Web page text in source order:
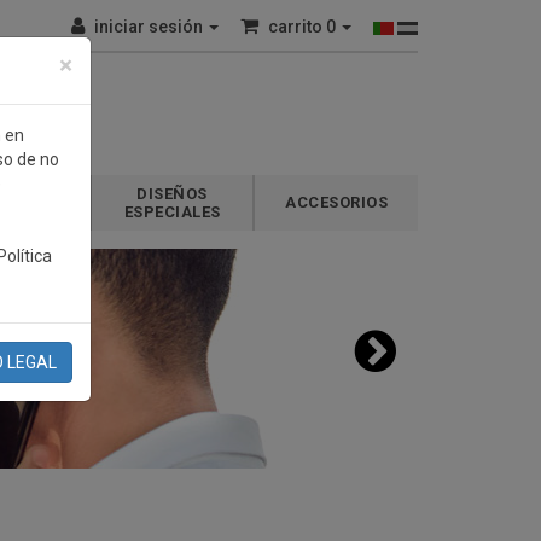
×
en
de no
iniciar sesión carrito 0
DISEÑOS
ESPECIALES
ACCESORIOS